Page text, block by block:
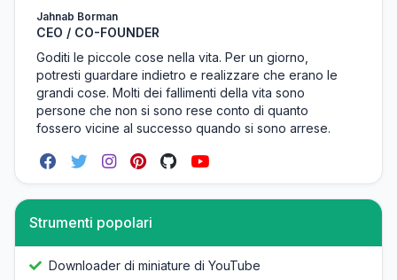
Jahnab Borman
CEO / CO-FOUNDER
Goditi le piccole cose nella vita. Per un giorno,
potresti guardare indietro e realizzare che erano le
grandi cose. Molti dei fallimenti della vita sono
persone che non si sono rese conto di quanto
fossero vicine al successo quando si sono arrese.
Strumenti popolari
Downloader di miniature di YouTube